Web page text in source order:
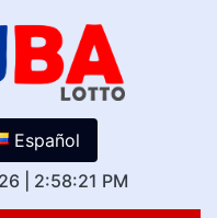
Español
2:58:21 PM